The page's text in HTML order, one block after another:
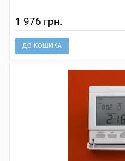
1 976 грн.
ДО КОШИКА